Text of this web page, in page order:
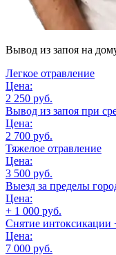
Вывод из запоя на
Легкое отравление
Цена:
2 250 руб.
Вывод из запоя при
Цена:
2 700 руб.
Тяжелое отравление
Цена:
3 500 руб.
Выезд за пределы
Цена:
+ 1 000 руб.
Снятие интоксикации
Цена:
7 000 руб.